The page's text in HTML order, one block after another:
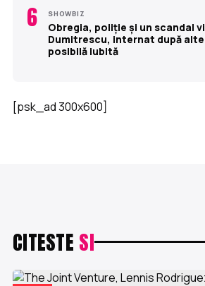
6 SHOWBIZ
Obregia, poliție și un scandal
Dumitrescu, internat după
posibilă iubită
[psk_ad 300x600]
CITESTE SI